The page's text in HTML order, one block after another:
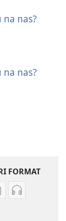
nas?
nas?
FORMAT
Formati